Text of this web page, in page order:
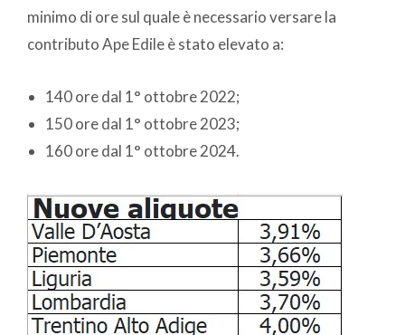
minimo di ore sul quale è necessario versare la
contributo Ape Edile è stato elevato a:
140 ore dal 1° ottobre 2022;
150 ore dal 1° ottobre 2023;
160 ore dal 1° ottobre 2024.